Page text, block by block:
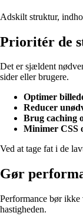
Adskilt struktur,
Prioritér de
Det er sjældent
sider eller brugere.
Optimer
Reducer
Brug caching
Minimer CSS
Ved at tage fat i de
Gør
Performance bør
hastigheden.